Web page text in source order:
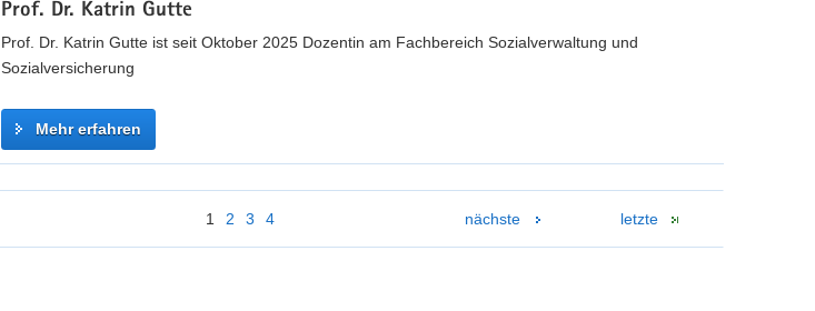
lu
l
B
h
Prof. Dr. Katrin Gutte
Prof. Dr. Katrin Gutte ist seit Oktober 2025 Dozentin am Fachbereich Sozialverwaltung und
Sozialversicherung
Mehr erfahren
f
1 2 3 4 nächste letzte